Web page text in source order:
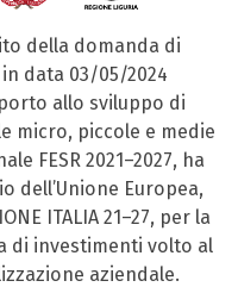
della domanda di
data 03/05/2024
allo sviluppo di
micro, piccole e medie
FESR 2021–2027, ha
dell’Unione Europea,
ITALIA 21–27, per la
di investimenti volto al
aziendale.